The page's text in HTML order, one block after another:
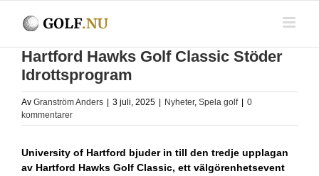
Hartford Hawks Golf Classic Stöder
Idrottsprogram
Av Granström Anders 3 juli, 2025 Nyheter, Spela golf
0
kommentarer
University of Hartford bjuder in till den tredje upplagan
av Hartford Hawks Golf Classic, ett välgörenhetsevent